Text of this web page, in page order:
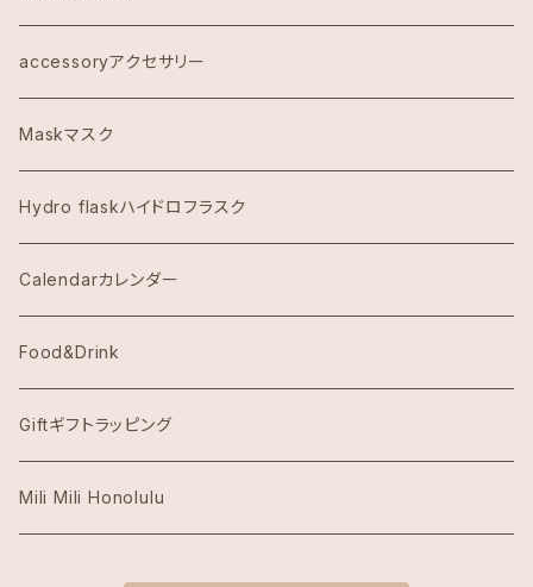
COACHコーチ
Dawn to Earth ダウントゥーアース
Dean & DeLuca ディーンアンドデルーカ
Eggs's Things エッグスンシングス
Hawaii Hotel Item
Honolulu Coffeeホノルルコーヒー
Island Slipperアイランドスリッパ
accessoryアクセサリー
Maskマスク
Hydro flaskハイドロフラスク
Calendarカレンダー
Food&Drink
Giftギフトラッピング
Mili Mili Honolulu